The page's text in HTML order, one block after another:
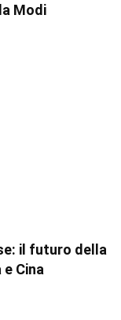
Modi
il futuro della
Cina